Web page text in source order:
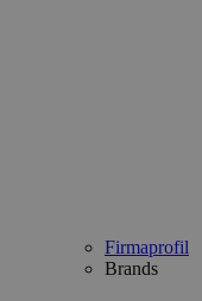
Firmaprofil
Brands